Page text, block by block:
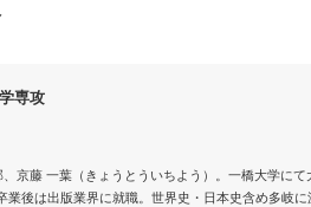
専攻
、京藤 一葉（きょうとういちよう）。一橋大学に
業後は出版業界に就職。世界史・日本史含め多岐